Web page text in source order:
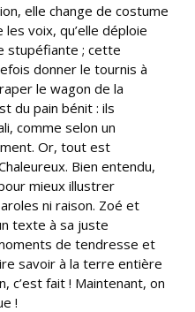
elle change de costume
voix, qu’elle déploie
stupéfiante ; cette
donner le tournis à
le wagon de la
du pain bénit : ils
comme selon un
Or, tout est
Bien entendu,
mieux illustrer
ni raison. Zoé et
texte à sa juste
de tendresse et
savoir à la terre entière
c’est fait ! Maintenant, on
!